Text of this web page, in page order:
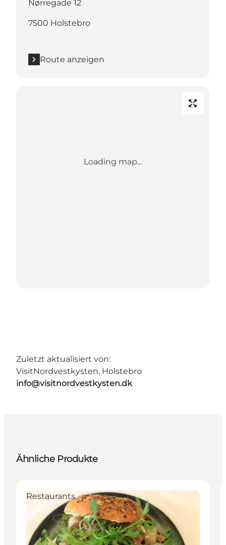
Nørregade 12
7500 Holstebro
Route anzeigen
Loading map...
Zuletzt aktualisiert von:
VisitNordvestkysten, Holstebro
info@visitnordvestkysten.dk
Ähnliche Produkte
Restaurants